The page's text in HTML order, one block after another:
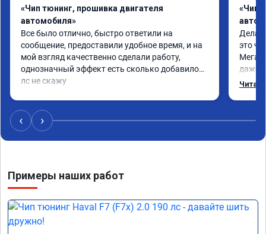
«Чип тюнинг, прошивка двигателя
автомобиля»
Все было отлично, быстро ответили на
сообщение, предоставили удобное время, и на
мой взгляд качественно сделали работу,
однозначный эффект есть сколько добавилось
лс не скажу
«Чип
Делал
это
Мега
даже
одно
‹ ›
Примеры наших работ